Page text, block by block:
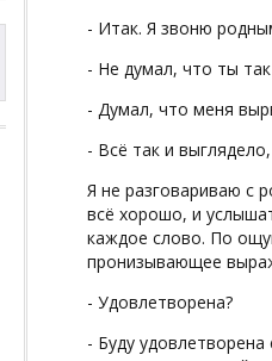
- Итак. Я звоню
- Не думал, что ты
- Думал, что меня
- Всё так и
Я не разговариваю с
всё хорошо, и
каждое слово. По
пронизывающее
- Удовлетворена?
- Буду